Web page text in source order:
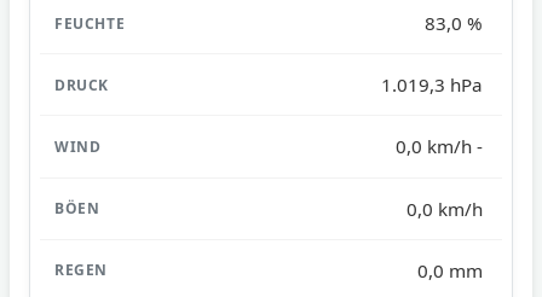
83,0 %
1.019,3 hPa
0,0 km/h -
0,0 km/h
0,0 mm